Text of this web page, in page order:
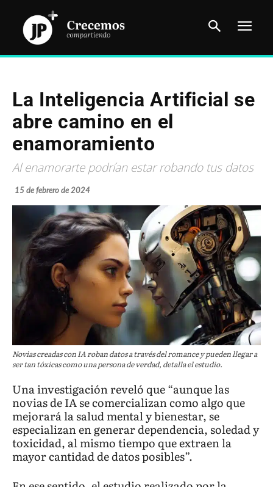
La Inteligencia Artificial se
abre camino en el
enamoramiento
Al enamorarte podrían estar robando tus datos
15 de febrero de 2024
Novias creadas con IA roban datos a través del romance y pueden llegar a
ser tan tóxicas como una persona de verdad, detalla el estudio.
Una investigación reveló que “aunque las
novias de IA se comercializan como algo que
mejorará la salud mental y bienestar, se
especializan en generar dependencia, soledad y
toxicidad, al mismo tiempo que extraen la
mayor cantidad de datos posibles”.